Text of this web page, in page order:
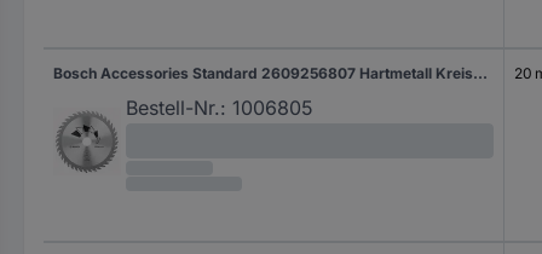
Bosch Accessories Standard 2609256807 Hartmetall Kreissägeblatt 150 x 20 mm Zähneanzahl: 40 1 St.
Bestell-Nr.: 1006805
20